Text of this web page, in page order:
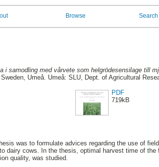
Browse Search
i samodling med vårvete som helgrödesensilage till
Sweden, Umeå. Umeå: SLU, Dept. of Agricultural
PDF
719kB
was to formulate advices regarding the use of
dairy cows. In the thesis, optimal harvest time of
quality, was studied.